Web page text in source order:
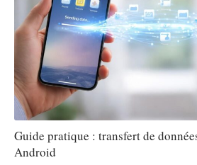
Guide pratique : transfert de
Android